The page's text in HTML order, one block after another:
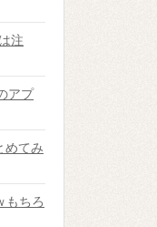
注
アプ
めてみ
もちろ